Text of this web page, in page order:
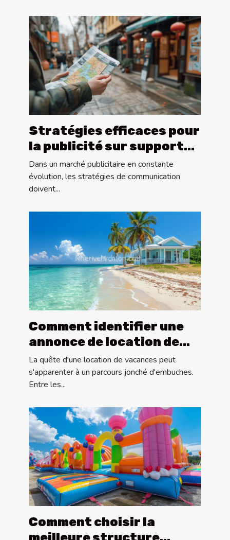
Stratégies efficaces pour
la publicité sur supports
tactiques locaux
Dans un marché publicitaire en constante
évolution, les stratégies de communication
doivent...
Comment identifier une
annonce de location de
vacances fiable
La quête d'une location de vacances peut
s'apparenter à un parcours jonché d'embuches.
Entre les...
Comment choisir la